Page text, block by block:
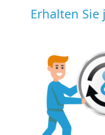
Erhalten